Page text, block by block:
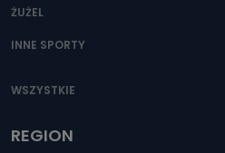
ŻUŻEL
INNE SPORTY
WSZYSTKIE
REGION